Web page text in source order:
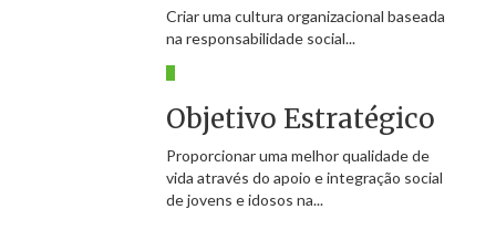
Criar uma cultura organizacional baseada
na responsabilidade social...
Objetivo Estratégico
Proporcionar uma melhor qualidade de
vida através do apoio e integração social
de jovens e idosos na...